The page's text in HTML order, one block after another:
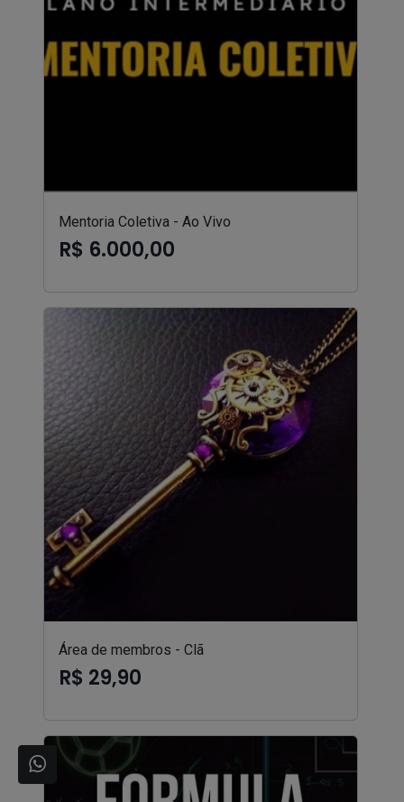
Mentoria Coletiva - Ao Vivo
R$ 6.000,00
Área de membros - Clã
R$ 29,90